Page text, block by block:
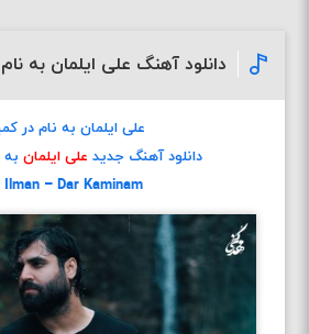
دانلود آهنگ علی ایلمان به
علی ایلمان به نام در
دانلود آهنگ جدید علی ایلمان به
Ilman – Dar Kaminam